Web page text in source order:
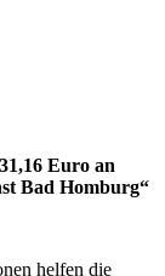
Euro an
Bad Homburg“
helfen die